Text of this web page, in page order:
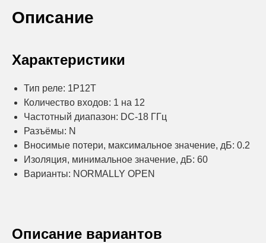
Описание
Характеристики
Тип реле: 1P12T
Количество входов: 1 на 12
Частотный диапазон: DC-18 ГГц
Разъёмы: N
Вносимые потери, максимальное значение, дБ: 0.2
Изоляция, минимальное значение, дБ: 60
Варианты: NORMALLY OPEN
Описание вариантов